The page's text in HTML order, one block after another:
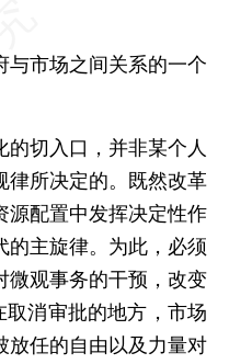
市场之间关系的一个
切入口，并非某个人
律所决定的。既然改革
源配置中发挥决定性作
的主旋律。为此，必须
微观事务的干预，改变
取消审批的地方，市场
放任的自由以及力量对